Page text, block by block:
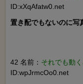
ID:xXqAfatw0.net
置き配でもないのに写
42 名前： それでも動
ID:wpJrmcOo0.net